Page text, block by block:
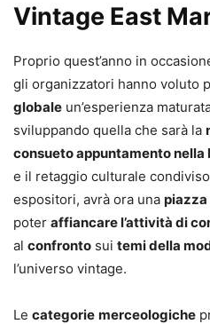
Vintage East
Proprio quest’anno in
gli organizzatori hanno voluto
globale un’esperienza
sviluppando quella che sarà la
consueto appuntamento nella
e il retaggio culturale
espositori, avrà ora una piazza
poter affiancare l’attività di
al confronto sui temi della
l’universo vintage.
Le categorie merceologiche